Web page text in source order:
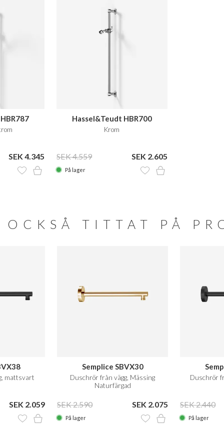
SEK 4.345
Hassel&Teudt HBR700
Krom
SEK 4.559 SEK 2.605
På lager
OCKSÅ TITTAT PÅ
mattsvart
SEK 2.059
Semplice SBVX30
Duschrör från vägg, Mässing
Naturfärgad
SEK 2.590 SEK 2.075
På lager
Duschrör
SEK 2.440
På lager